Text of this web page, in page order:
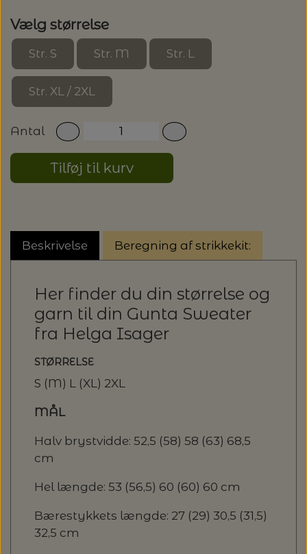
Vælg størrelse
Str. S Str. M Str. L
Str. XL / 2XL
Antal
Tilføj til kurv
Beskrivelse Beregning af strikkekit:
Her finder du din størrelse og
garn til din Gunta Sweater
fra Helga Isager
STØRRELSE
S (M) L (XL) 2XL
MÅL
Halv brystvidde: 52,5 (58) 58 (63) 68,5
cm
Hel længde: 53 (56,5) 60 (60) 60 cm
Bærestykkets længde: 27 (29) 30,5 (31,5)
32,5 cm